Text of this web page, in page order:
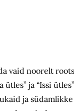
vaid noorelt
ja “Issi
ja südamlikke